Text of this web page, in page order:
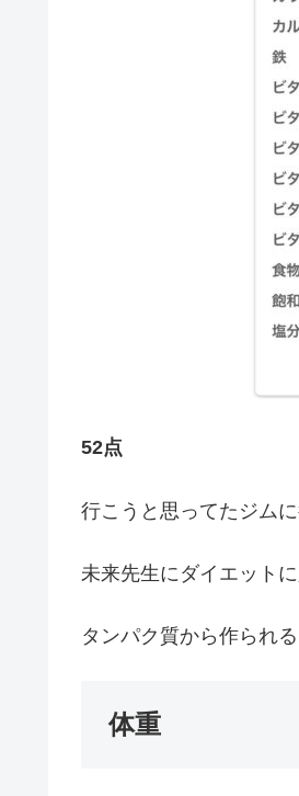
52点
行こうと思ってたジム
未来先生にダイエット
タンパク質から作られ
体重